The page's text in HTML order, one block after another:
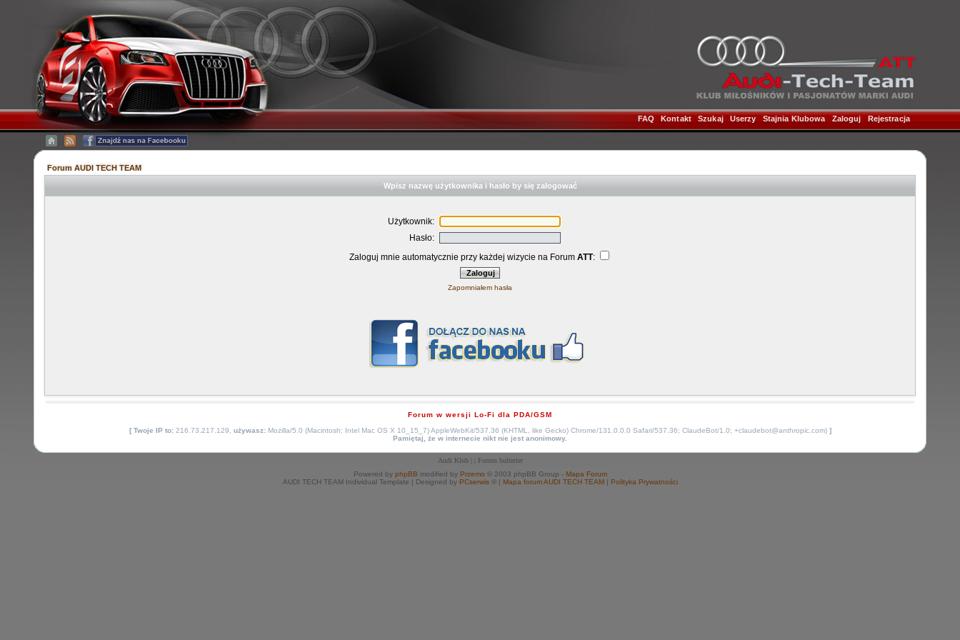
FAQ |Kontakt| Szukaj| Userzy Stajnia Klubowa Zaloguj Rejestracja
Forum AUDI TECH TEAM
Wpisz nazwę użytkownika i hasło by się zalogować
Użytkownik:
Hasło:
Zaloguj mnie automatycznie przy każdej wizycie na Forum ATT:
Zapomniałem hasła
Forum w wersji Lo-Fi dla PDA/GSM
[ Twoje IP to:216.73.217.129, używasz:Mozilla/5.0 (Macintosh; Intel Mac OS X 10_15_7) AppleWebKit/537.36 (KHTML, like Gecko) Chrome/131.0.0.0 Safari/537.36; ClaudeBot/1.0; +claudebot@anthropic.com) ]
Pamiętaj, że w internecie nikt nie jest anonimowy.
Audi Klub| |
Forum bulterier
Powered by phpBB modified by Przemo © 2003 phpBB Group - Mapa Forum
AUDI TECH TEAM Individual Template | Designed by PCserwis® | Mapa forum AUDI TECH TEAM| Polityka Prywatności